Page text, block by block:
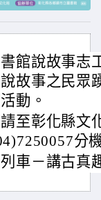
館說故事志
故事之民眾
動。
至彰化縣文
分
車－講古真